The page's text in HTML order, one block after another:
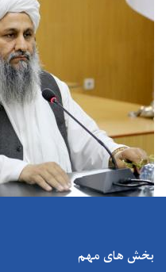
بخش های مهم